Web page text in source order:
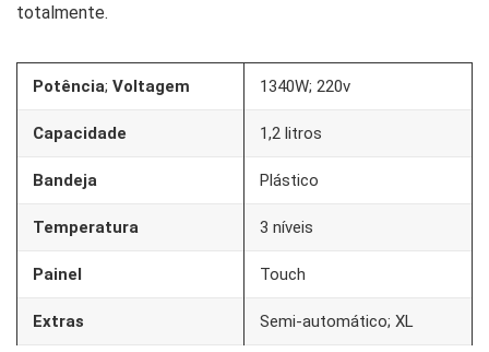
totalmente.
Potência; Voltagem 1340W; 220v
Capacidade 1,2 litros
Bandeja Plástico
Temperatura 3 níveis
Painel Touch
Extras Semi-automático; XL